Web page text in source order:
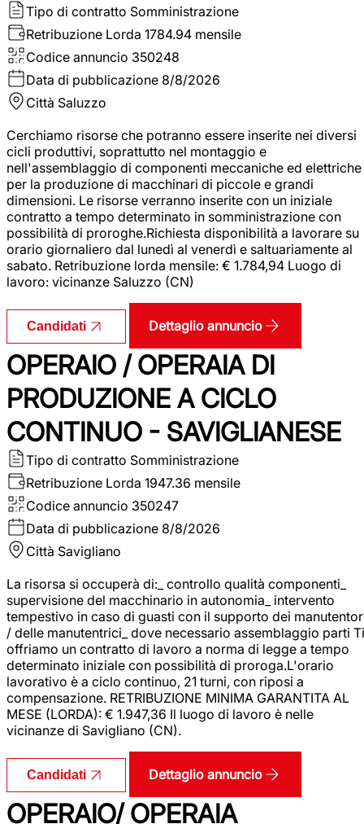
Tipo di contratto Somministrazione
Retribuzione Lorda 1784.94 mensile
Codice annuncio 350248
Data di pubblicazione 8/8/2026
Città Saluzzo
Cerchiamo risorse che potranno essere inserite nei diversi
cicli produttivi, soprattutto nel montaggio e
nell'assemblaggio di componenti meccaniche ed elettriche
per la produzione di macchinari di piccole e grandi
dimensioni. Le risorse verranno inserite con un iniziale
contratto a tempo determinato in somministrazione con
possibilità di proroghe.Richiesta disponibilità a lavorare su
orario giornaliero dal lunedì al venerdì e saltuariamente al
sabato. Retribuzione lorda mensile: € 1.784,94 Luogo di
lavoro: vicinanze Saluzzo (CN)
Candidati Dettaglio annuncio
OPERAIO / OPERAIA DI
PRODUZIONE A CICLO
CONTINUO - SAVIGLIANESE
Tipo di contratto Somministrazione
Retribuzione Lorda 1947.36 mensile
Codice annuncio 350247
Data di pubblicazione 8/8/2026
Città Savigliano
La risorsa si occuperà di:_ controllo qualità componenti_
supervisione del macchinario in autonomia_ intervento
tempestivo in caso di guasti con il supporto dei
/ delle manutentrici_ dove necessario assemblaggio parti Ti
offriamo un contratto di lavoro a norma di legge a tempo
determinato iniziale con possibilità di proroga.L'orario
lavorativo è a ciclo continuo, 21 turni, con riposi a
compensazione. RETRIBUZIONE MINIMA GARANTITA AL
MESE (LORDA): € 1.947,36 Il luogo di lavoro è nelle
vicinanze di Savigliano (CN).
Candidati Dettaglio annuncio
OPERAIO/ OPERAIA